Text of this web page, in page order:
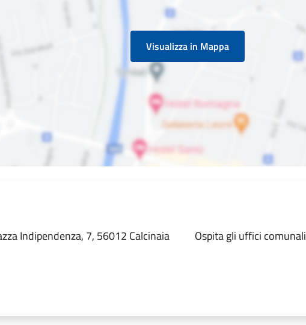
Visualizza in Mappa
Indipendenza, 7, 56012 Calcinaia
Ospita gli uffici comunali